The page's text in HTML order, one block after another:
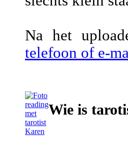
Na het
telefoon of e-
Wie is